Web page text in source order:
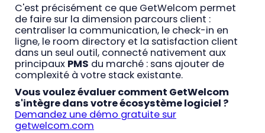
C'est précisément ce que GetWelcom permet
de faire sur la dimension parcours client :
centraliser la communication, le check-in en
ligne, le room directory et la satisfaction client
dans un seul outil, connecté nativement aux
principaux PMS du marché : sans ajouter de
complexité à votre stack existante.
Vous voulez évaluer comment GetWelcom
s'intègre dans votre écosystème logiciel ?
Demandez une démo gratuite sur
getwelcom.com